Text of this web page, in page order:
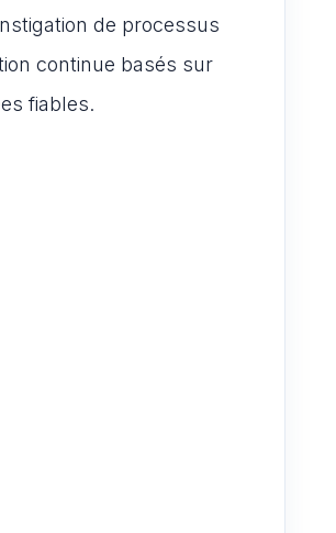
de processus
continue basés sur
fiables.